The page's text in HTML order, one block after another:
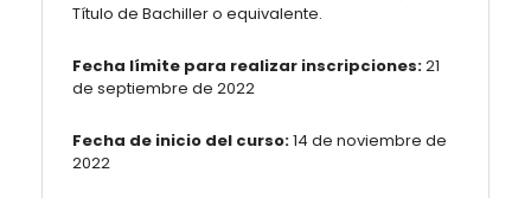
Título de Bachiller o equivalente.
Fecha límite para realizar inscripciones:21
de septiembre de 2022
Fecha de inicio del curso:14 de noviembre de
2022